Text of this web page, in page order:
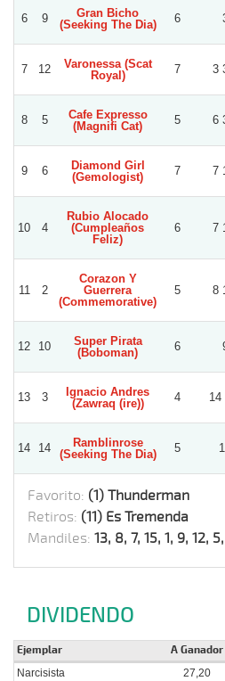
6 9
Gran Bicho
(Seeking The Dia)
6
7 12
Varonessa (Scat
Royal)
7 3
8 5
Cafe Expresso
(Magnifi Cat)
5 6
9 6
Diamond Girl
(Gemologist)
7 7
10 4
Rubio Alocado
(Cumpleaños
Feliz)
6 7
11 2
Corazon Y
Guerrera
(Commemorative)
5 8
12 10
Super Pirata
(Boboman)
6
13 3
Ignacio Andres
(Zawraq (ire))
4 14
14 14
Ramblinrose
(Seeking The Dia)
5
Favorito: (1) Thunderman
Retiros: (11) Es Tremenda
Mandiles: 13, 8, 7, 15, 1, 9, 12,
DIVIDENDO
Ejemplar A Ganador
Narcisista 27,20